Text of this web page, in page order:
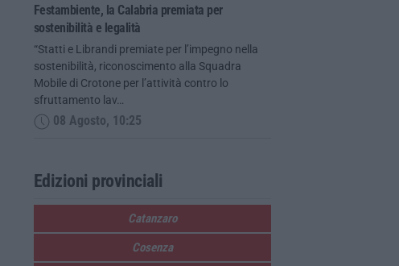
Festambiente, la Calabria premiata per
sostenibilità e legalità
“Statti e Librandi premiate per l’impegno nella
sostenibilità, riconoscimento alla Squadra
Mobile di Crotone per l’attività contro lo
sfruttamento lav…
08 Agosto, 10:25
Edizioni provinciali
Catanzaro
Cosenza